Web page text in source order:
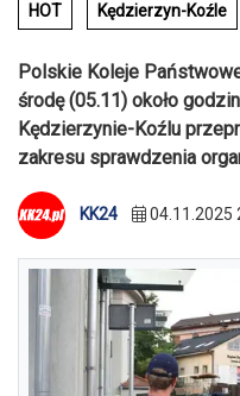
HOT Kędzierzyn-Koźle
Polskie Koleje
środę (05.11) około
Kędzierzynie-Koźlu
zakresu sprawdzenia
KK24 04.11.2025